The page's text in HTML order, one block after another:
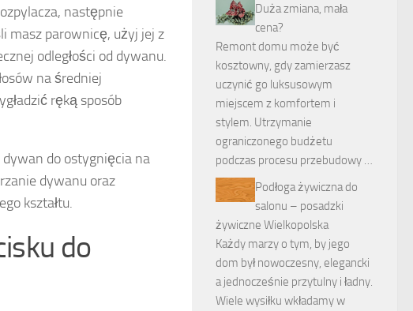
następnie
masz parownicę, użyj jej z
odległości od dywanu.
na średniej
ręką sposób
do ostygnięcia na
dywanu oraz
kształtu.
do
Duża zmiana, mała
cena?
Remont domu może być
kosztowny, gdy zamierzasz
uczynić go luksusowym
miejscem z komfortem i
stylem. Utrzymanie
ograniczonego budżetu
podczas procesu przebudowy …
Podłoga żywiczna do
salonu – posadzki
żywiczne Wielkopolska
Każdy marzy o tym, by jego
dom był nowoczesny, elegancki
a jednocześnie przytulny i ładny.
Wiele wysiłku wkładamy w